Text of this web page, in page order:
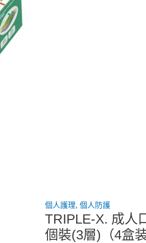
個人護理,個人防護
TRIPLE-X. 成人
個裝(3層)（4盒装